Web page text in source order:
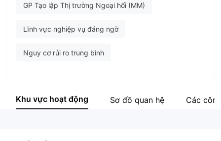
GP Tạo lập Thị trường Ngoại hối (MM)
Lĩnh vực nghiệp vụ đáng ngờ
Nguy cơ rủi ro trung bình
Khu vực hoạt động Sơ đồ quan hệ Các